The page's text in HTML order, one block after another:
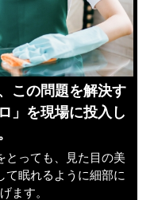
この問題を解決す
」を現場に投入し
とっても、見た目の美
て眠れるように細部に
ます。